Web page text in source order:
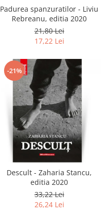
Padurea spanzuratilor - Liviu
Rebreanu, editia 2020
21,80 Lei
17,22 Lei
-21%
Descult - Zaharia Stancu,
editia 2020
33,22 Lei
26,24 Lei